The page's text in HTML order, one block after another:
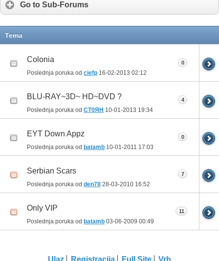
Go to Sub-Forums
Tema
Colonia
Poslednja poruka od ciefp 16-02-2013 02:12
0
BLU-RAY~3D~ HD~DVD ?
Poslednja poruka od CT0ЯH 10-01-2013 19:34
4
EYT Down Appz
Poslednja poruka od batamb 10-01-2011 17:03
0
Serbian Scars
Poslednja poruka od den78 28-03-2010 16:52
7
Only VIP
Poslednja poruka od batamb 03-06-2009 00:49
11
Ulaz Registracija Full Site Vrh